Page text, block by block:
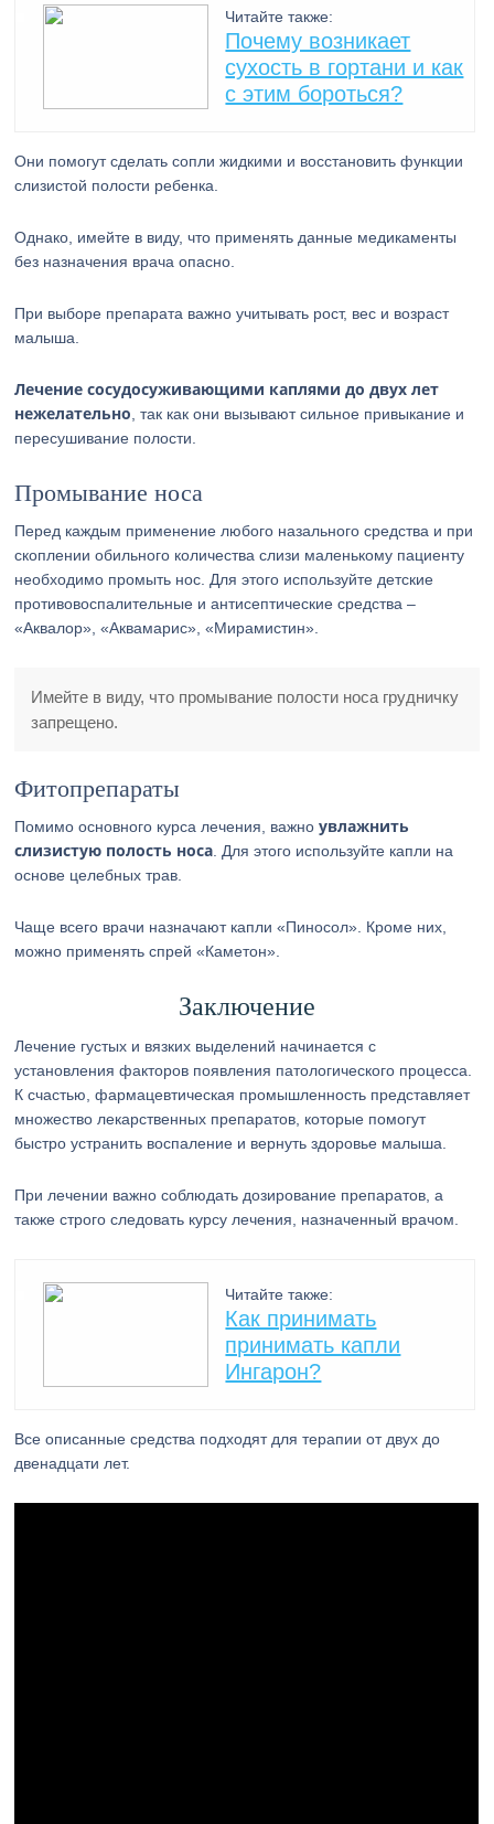
Читайте также:
Почему возникает
сухость в гортани и как
с этим бороться?
Они помогут сделать сопли жидкими и восстановить функции
слизистой полости ребенка.
Однако, имейте в виду, что применять данные медикаменты
без назначения врача опасно.
При выборе препарата важно учитывать рост, вес и возраст
малыша.
Лечение сосудосуживающими каплями до двух лет
нежелательно , так как они вызывают сильное привыкание и
пересушивание полости.
Промывание носа
Перед каждым применение любого назального средства и при
скоплении обильного количества слизи маленькому пациенту
необходимо промыть нос. Для этого используйте детские
противовоспалительные и антисептические средства –
«Аквалор», «Аквамарис», «Мирамистин».
Имейте в виду, что промывание полости носа грудничку
запрещено.
Фитопрепараты
Помимо основного курса лечения, важноувлажнить
слизистую полость носа . Для этого используйте капли на
основе целебных трав.
Чаще всего врачи назначают капли «Пиносол». Кроме них,
можно применять спрей «Каметон».
Заключение
Лечение густых и вязких выделений начинается с
установления факторов появления патологического процесса.
К счастью, фармацевтическая промышленность представляет
множество лекарственных препаратов, которые помогут
быстро устранить воспаление и вернуть здоровье малыша.
При лечении важно соблюдать дозирование препаратов, а
также строго следовать курсу лечения, назначенный врачом.
Читайте также:
Как принимать
принимать капли
Ингарон?
Все описанные средства подходят для терапии от двух до
двенадцати лет.